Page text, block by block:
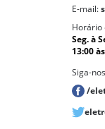
E-mail:
Horário
Seg. à
13:00
Siga-nos
/